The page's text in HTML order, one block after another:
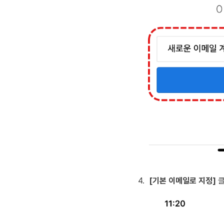
4. [기본 이메일로 지정]